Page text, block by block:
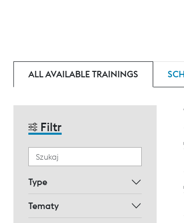
ALL AVAILABLE TRAININGS
Filtr
Type
Tematy